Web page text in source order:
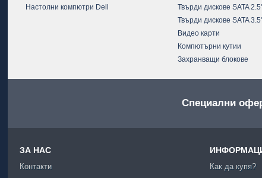
Настолни компютри Dell
Твърди дискове SATA
Твърди дискове SATA
Видео карти
Компютърни кутии
Захранващи блокове
Специални
ЗА НАС
Контакти
Как да купя?